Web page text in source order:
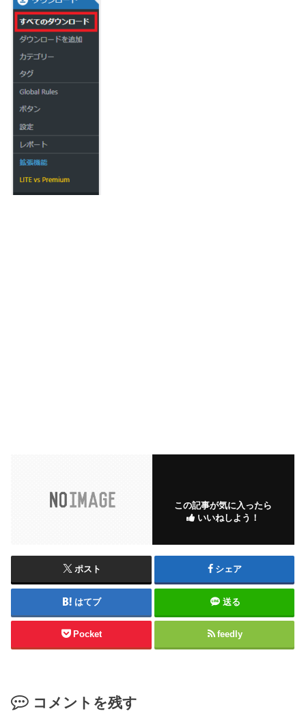
この記事が気に入ったら
いいねしよう！
ポスト シェア
はてブ 送る
Pocket feedly
コメントを残す